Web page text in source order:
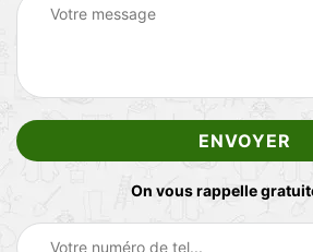
On vous rappelle